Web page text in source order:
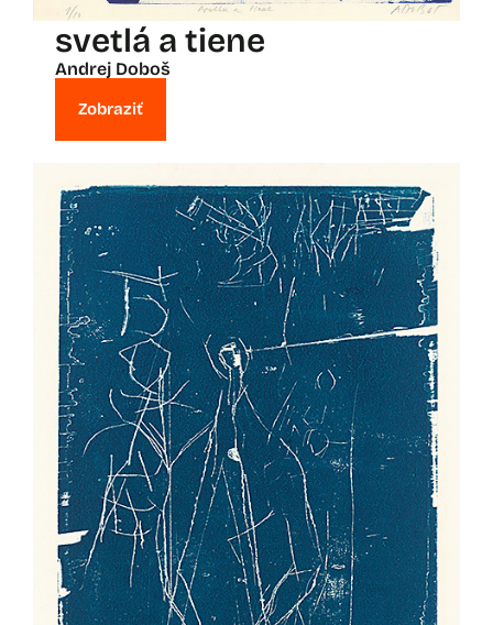
svetlá a tiene
Andrej Doboš
Zobraziť